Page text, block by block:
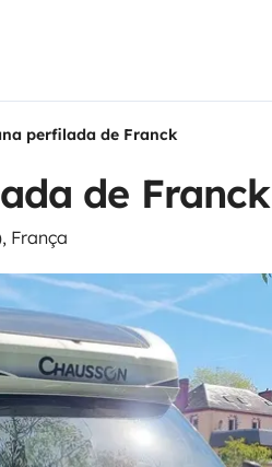
perfilada de Franck
de Franck
França